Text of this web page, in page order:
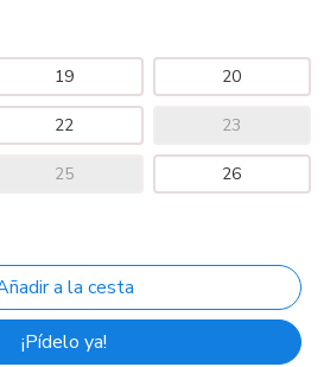
19 20
22 23
25 26
¡Pídelo ya!